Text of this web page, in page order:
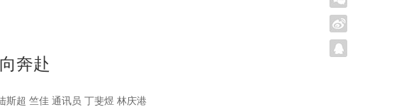
奔赴
斯超 竺佳 通讯员 丁斐煜 林庆港